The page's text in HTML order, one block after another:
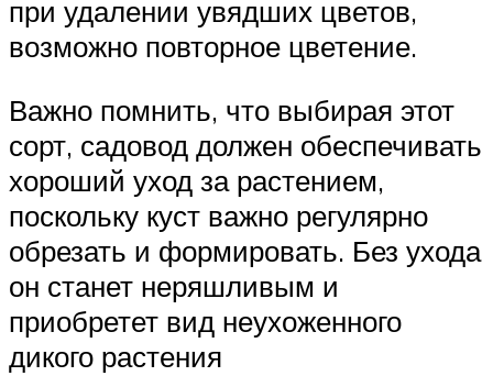
при удалении увядших цветов,
возможно повторное цветение.
Важно помнить, что выбирая этот
сорт, садовод должен обеспечивать
хороший уход за растением,
поскольку куст важно регулярно
обрезать и формировать. Без ухода
он станет неряшливым и
приобретет вид неухоженного
дикого растения